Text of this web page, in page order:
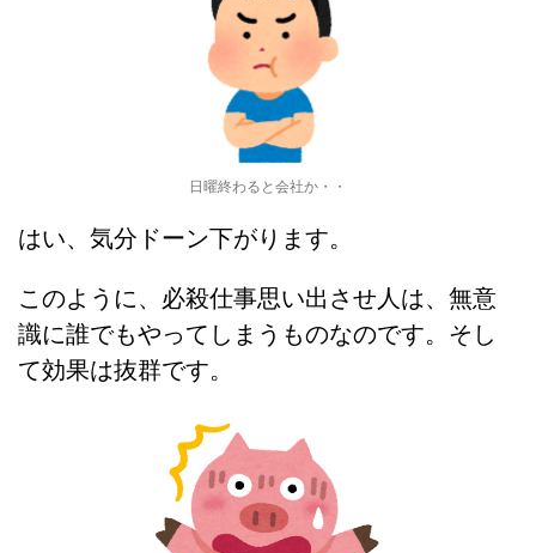
日曜終わると会社か・・
はい、気分ドーン下がります。
このように、必殺仕事思い出させ人は、無意
識に誰でもやってしまうものなのです。そし
て効果は抜群です。